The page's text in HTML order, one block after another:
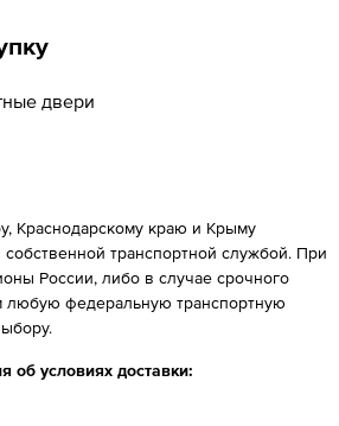
двери
Краснодарскому краю и Крыму
транспортной службой. При
России, либо в случае срочного
любую федеральную транспортную
об условиях доставки: